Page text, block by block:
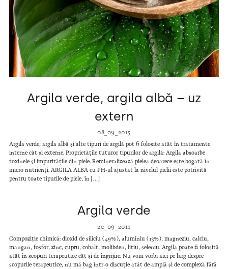
Argila verde, argila albă – uz
extern
08_09_2015
Argila verde, argila albă și alte tipuri de argilă pot fi folosite atât în tratamente
interne cât și externe. Proprietățile tuturor tipurilor de argilă: Argila absoarbe
toxinele și impuritățile din piele. Remineralizează pielea deoarece este bogată în
micro nutrienți. ARGILA ALBĂ cu PH-ul ajustat la nivelul pielii este potrivită
pentru toate tipurile de piele, în […]
Argila verde
20_09_2011
Compoziție chimică: dioxid de siliciu (49%), aluminiu (13%), magneziu, calciu,
mangan, fosfor, zinc, cupru, cobalt, molibden, litiu, seleniu. Argila poate fi folosită
atât în scopuri terapeutice cât și de îngrijire. Nu vom vorbi aici pe larg despre
scopurile terapeutice, nu mă bag într-o discuție atât de amplă și de complexă fără